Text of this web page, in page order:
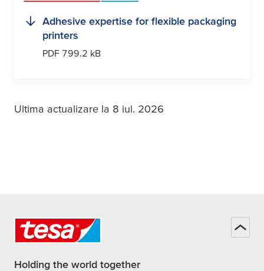
Adhesive expertise for flexible packaging
printers
PDF 799.2 kB
Ultima actualizare la 8 iul. 2026
Holding the world together